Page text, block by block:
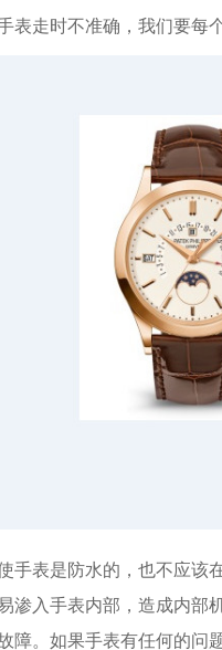
表走时不准确，我们要每
表是防水的，也不应该
渗入手表内部，造成内部
障。如果手表有任何的问